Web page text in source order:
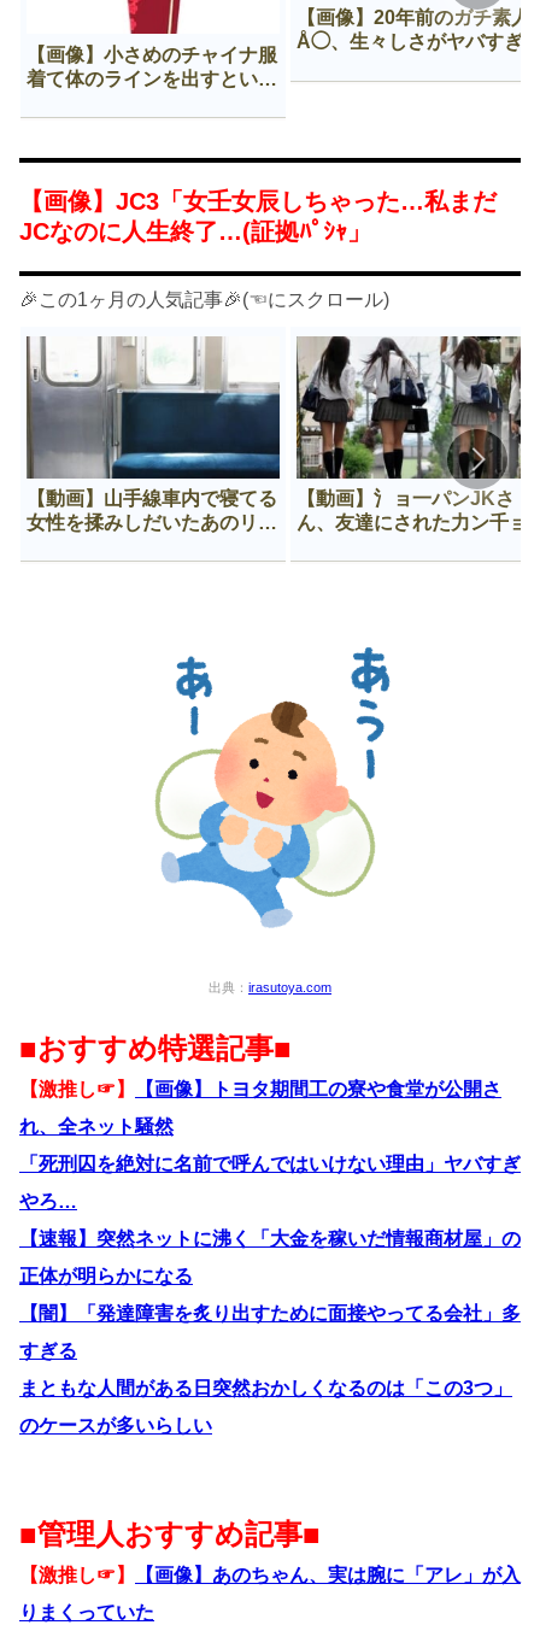
【画像】小さめのチャイナ服
着て体のラインを出すという
【画像】20年前のガチ素人
Å◯、生々しさがヤバすぎ
【画像】JC3「女壬女辰しちゃった…私まだ
JCなのに人生終了…(証拠ﾊﾟｼｬ」
🎉この1ヶ月の人気記事🎉(☜にスクロール)
【動画】山手線車内で寝てる
女性を揉みしだいたあのリー
【動画】氵ョ一パンJKさ
ん、友達にされた力ン千ョ
出典： irasutoya.com
■おすすめ特選記事■
【激推し☞】
【画像】トヨタ期間工の寮や食堂が公開さ
れ、全ネット騒然
「死刑囚を絶対に名前で呼んではいけない理由」ヤバすぎ
やろ…
【速報】突然ネットに沸く「大金を稼いだ情報商材屋」の
正体が明らかになる
【闇】「発達障害を炙り出すために面接やってる会社」多
すぎる
まともな人間がある日突然おかしくなるのは「この3つ」
のケースが多いらしい
■管理人おすすめ記事■
【激推し☞】
【画像】あのちゃん、実は腕に「アレ」が入
りまくっていた